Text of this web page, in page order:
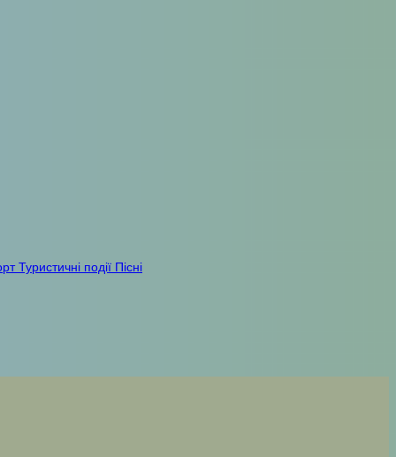
Туристичні події Пісні